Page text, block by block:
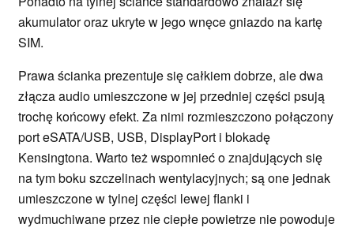
akumulator oraz ukryte w jego wnęce gniazdo na kartę
SIM.
Prawa ścianka prezentuje się całkiem dobrze, ale dwa
złącza audio umieszczone w jej przedniej części psują
trochę końcowy efekt. Za nimi rozmieszczono połączony
port eSATA/USB, USB, DisplayPort i blokadę
Kensingtona. Warto też wspomnieć o znajdujących się
na tym boku szczelinach wentylacyjnych; są one jednak
umieszczone w tylnej części lewej flanki i
wydmuchiwane przez nie ciepłe powietrze nie powoduje